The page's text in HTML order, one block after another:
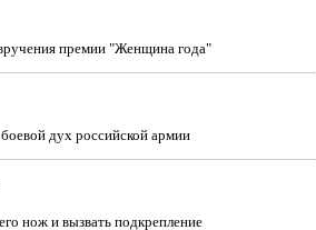
премии "Женщина года"
дух российской армии
нож и вызвать подкрепление